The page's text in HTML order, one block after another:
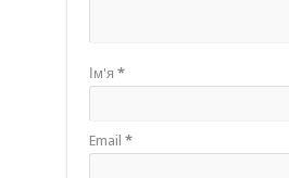
Ім'я *
Email *